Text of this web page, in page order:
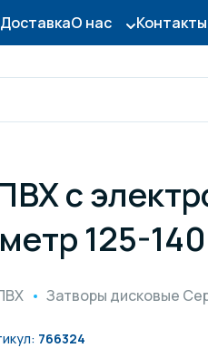
ДоставкаО нас Контакты
для бассейна
и поручни
с
125-
Затворы дисковые
766324